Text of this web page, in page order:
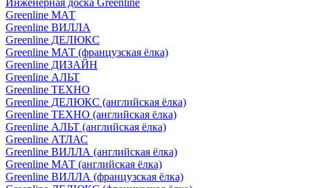
Инженерная доска Greenline
Greenline МАТ
Greenline ВИЛЛА
Greenline ДЕЛЮКС
Greenline МАТ (французская ёлка)
Greenline ДИЗАЙН
Greenline АЛЬТ
Greenline ТЕХНО
Greenline ДЕЛЮКС (английская ёлка)
Greenline ТЕХНО (английская ёлка)
Greenline АЛЬТ (английская ёлка)
Greenline АТЛАС
Greenline ВИЛЛА (английская ёлка)
Greenline МАТ (английская ёлка)
Greenline ВИЛЛА (французская ёлка)